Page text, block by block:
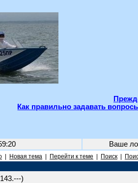
Как правильно задавать
Ваше
Новая тема Перейти к теме Поиск
)